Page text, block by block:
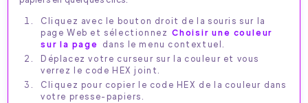
Cliquez avec le bouton droit de la souris sur la
page Web et sélectionnez Choisir une couleur
sur la page dans le menu contextuel.
Déplacez votre curseur sur la couleur et vous
verrez le code HEX joint.
Cliquez pour copier le code HEX de la couleur dans
votre presse-papiers.